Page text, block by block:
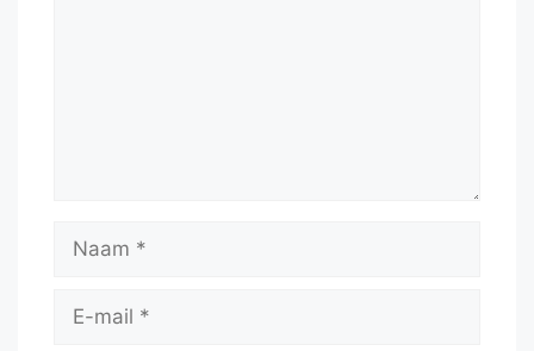
Naam